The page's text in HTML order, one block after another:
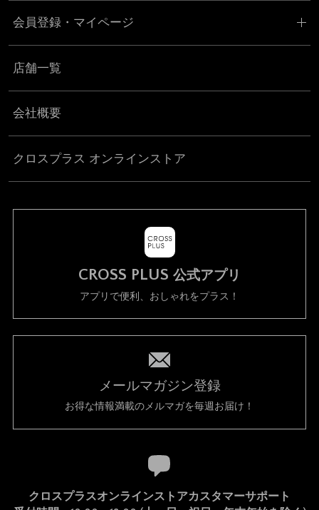
会員登録・マイページ
店舗一覧
会社概要
クロスプラス オンラインストア
CROSS PLUS 公式アプリ
アプリで便利、おしゃれをプラス！
メールマガジン登録
お得な情報満載のメルマガを毎週お届け！
クロスプラスオンラインストアカスタマーサポート